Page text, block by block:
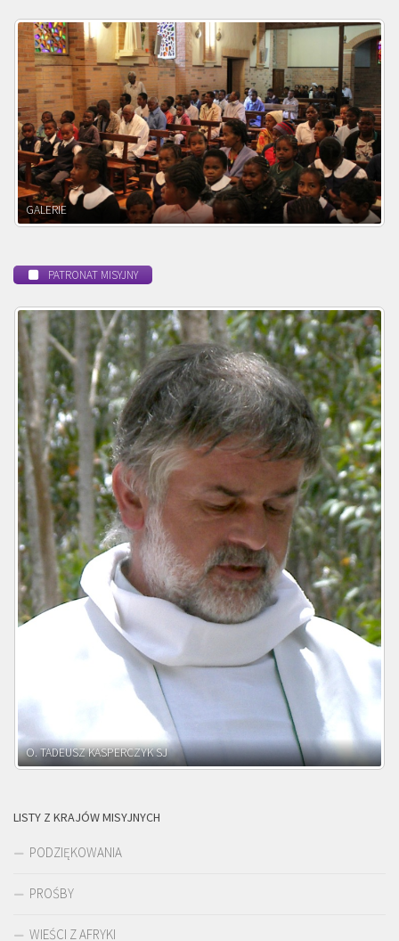
POWOŁANIE MISYJNE
PATRONAT MISYJNY
O. ADNRZEJ LEŚNIARA SJ
LISTY Z KRAJÓW MISYJNYCH
PODZIĘKOWANIA
PROŚBY
WIEŚCI Z AFRYKI